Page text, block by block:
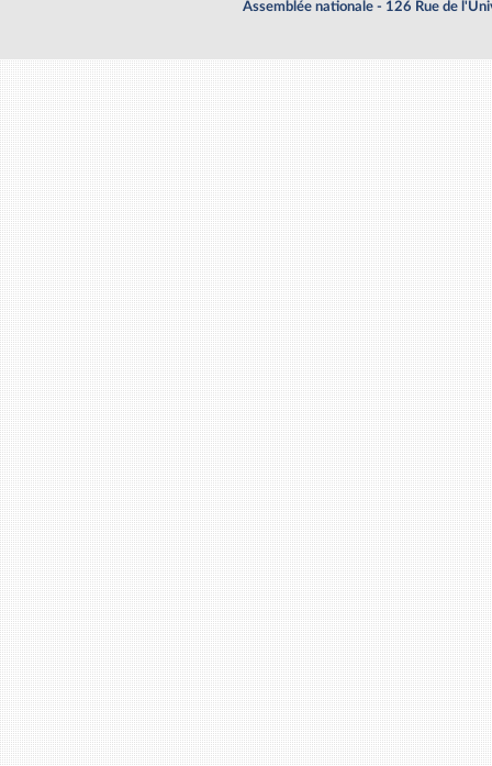
Assemblée nationale - 126 Rue de